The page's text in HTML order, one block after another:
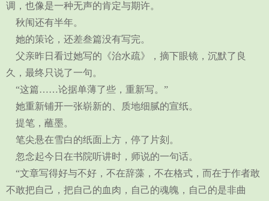
调，也像是一种无声的肯定与期许。
秋闱还有半年。
她的策论，还差叁篇没有写完。
父亲昨日看过她写的《治水疏》，摘下眼镜，沉默了良
久，最终只说了一句。
“这篇……论据单薄了些，重新写。”
她重新铺开一张崭新的、质地细腻的宣纸。
提笔，蘸墨。
笔尖悬在雪白的纸面上方，停了片刻。
忽念起今日在书院听讲时，师说的一句话。
“文章写得好与不好，不在辞藻，不在格式，而在于作者敢
不敢把自己，把自己的血肉，自己的魂魄，自己的是非曲